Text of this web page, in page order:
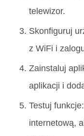
telewizor.
Skonfiguruj
z WiFi i
Zainstaluj
aplikacji i
Testuj
internetową,